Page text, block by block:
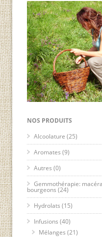
NOS PRODUITS
Alcoolature (25)
Aromates (9)
Autres (0)
Gemmothérapie:
bourgeons (24)
Hydrolats (15)
Infusions (40)
Mélanges (21)